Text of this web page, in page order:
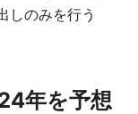
しのみを行う
年を予想